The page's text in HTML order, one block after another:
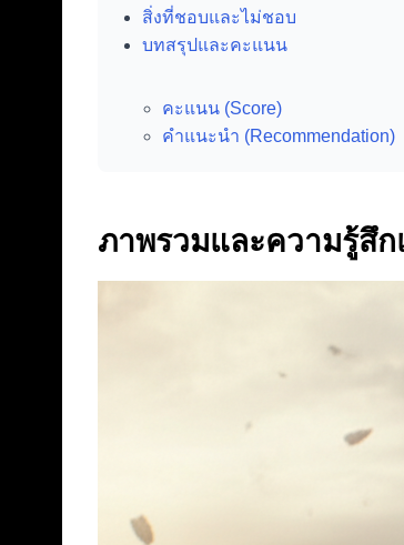
สิ่งที่ชอบและไม่ชอบ
บทสรุปและคะแนน
คะแนน (Score)
คำแนะนำ (Recommendation)
ภาพรวมและความรู้สึก